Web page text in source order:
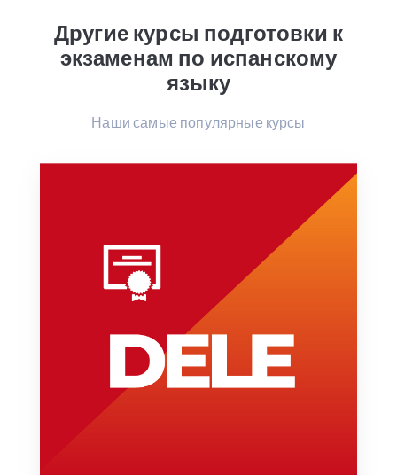
Другие курсы подготовки к
экзаменам по испанскому
языку
Наши самые популярные курсы